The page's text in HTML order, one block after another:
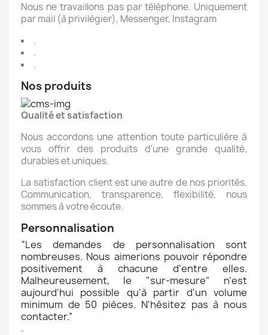
Nous ne travaillons pas par téléphone. Uniquement
par mail (à privilégier), Messenger, Instagram
.
.
.
Nos produits
Qualité et satisfaction
Nous accordons une attention toute particulière à
vous offrir des produits d'une grande qualité,
durables et uniques.
La satisfaction client est une autre de nos priorités.
Communication, transparence, flexibilité, nous
sommes à votre écoute.
Personnalisation
“Les demandes de personnalisation sont
nombreuses. Nous aimerions pouvoir répondre
positivement à chacune d'entre elles.
Malheureusement, le "sur-mesure" n'est
aujourd'hui possible qu'à partir d'un volume
minimum de 50 pièces. N'hésitez pas à nous
contacter.”
.